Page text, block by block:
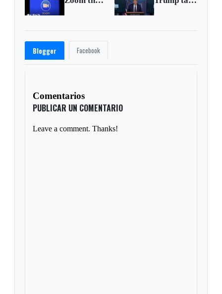
Blogger Facebook
Comentarios
PUBLICAR UN COMENTARIO
Leave a comment. Thanks!